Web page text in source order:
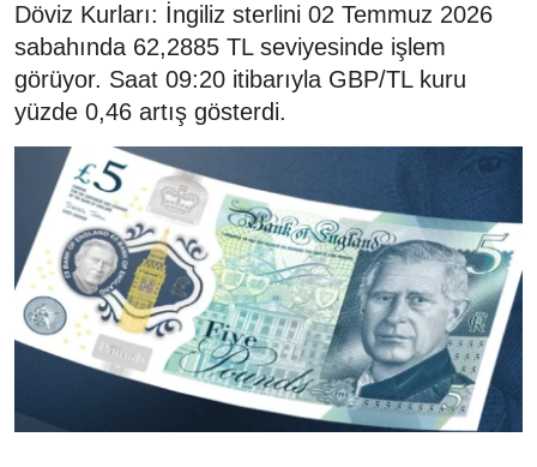
Döviz Kurları: İngiliz sterlini 02 Temmuz 2026
sabahında 62,2885 TL seviyesinde işlem
görüyor. Saat 09:20 itibarıyla GBP/TL kuru
yüzde 0,46 artış gösterdi.